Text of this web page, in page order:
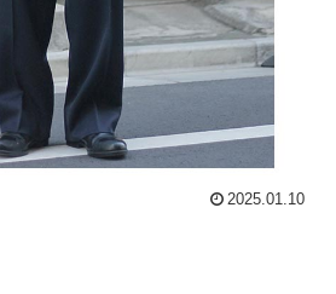
2025.01.10